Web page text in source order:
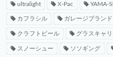
ultralight X-Pac YAMA-
カフラシル ガレージブランド
クラフトビール グラスキャ
スノーシュー ソソギング